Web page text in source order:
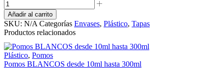
Añadir al carrito
SKU: N/A Categorías Envases, Plástico, Tapas
Productos relacionados
Plástico, Pomos
Pomos BLANCOS desde 10ml hasta 300ml